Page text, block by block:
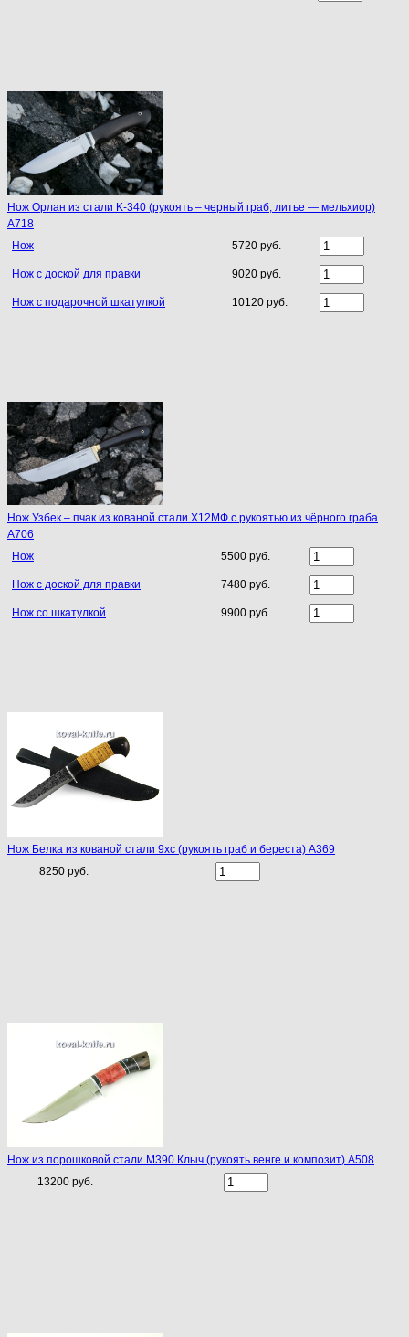
Нож Орлан из стали K-340 (рукоять – черный граб, литье — мельхиор)
A718
Нож
5720 руб.
Нож с доской для правки 9020 руб.
Нож с подарочной шкатулкой 10120 руб.
Нож Узбек – пчак из кованой стали Х12МФ с рукоятью из чёрного граба
A706
Нож
5500 руб.
Нож с доской для правки 7480 руб.
Нож со шкатулкой 9900 руб.
Нож Белка из кованой стали 9хс (рукоять граб и береста) A369
8250 руб.
Нож из порошковой стали М390 Клыч (рукоять венге и композит) A508
13200 руб.